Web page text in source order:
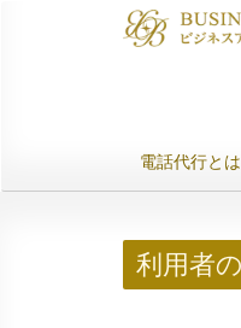
電話代行とは
利用者